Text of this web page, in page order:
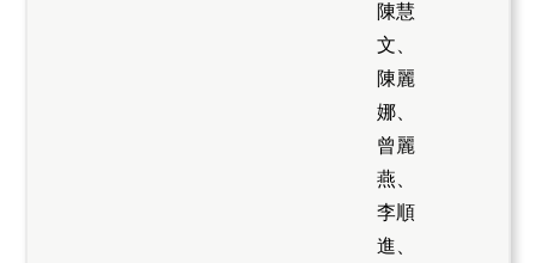
陳慧
文、
陳麗
娜、
曾麗
燕、
李順
進、